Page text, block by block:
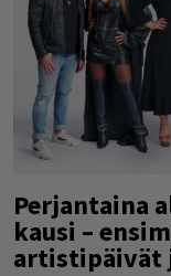
Perjantaina
kausi –
artistipäivät